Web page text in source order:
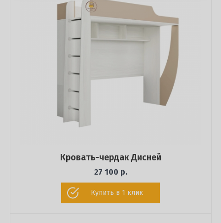
Кровать-чердак Дисней
27 100 р.
Купить в 1 клик